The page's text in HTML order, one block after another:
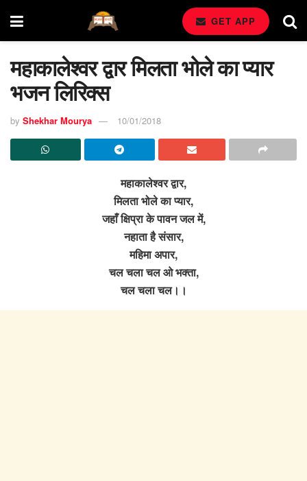
GET APP
महाकालेश्वर द्वार मिलता भोले का प्यार
भजन लिरिक्स
by Shekhar Mourya 10/01/2018
महाकालेश्वर द्वार,
मिलता भोले का प्यार,
जहाँ क्षिप्रा के पावन जल में,
नहाता है संसार,
महिमा अपार,
चल चला चल ओ भक्ता,
चल चला चल।।